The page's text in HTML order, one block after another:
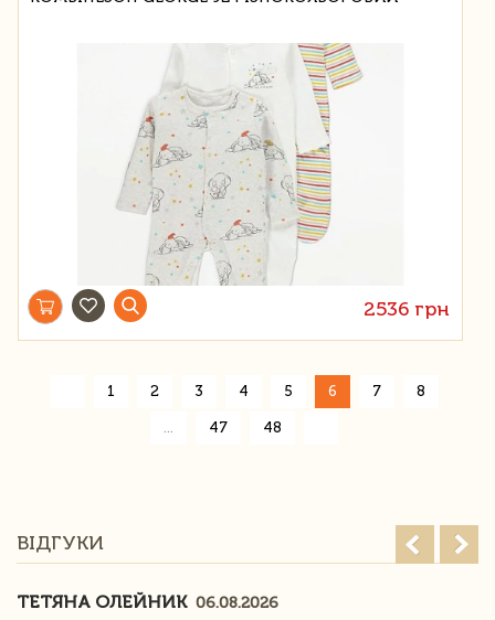
2536 грн
1 2 3 4 5 6 7 8
47 48
ВІДГУКИ
ТЕТЯНА ОЛЕЙНИК 06.08.2026